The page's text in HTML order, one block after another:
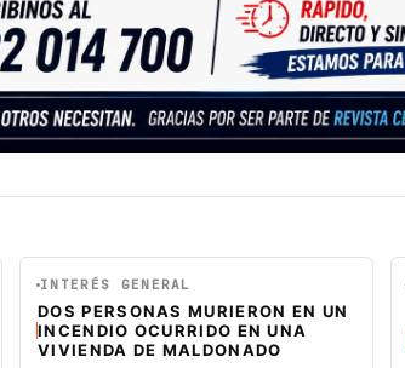
INTERÉS GENERAL
DOS PERSONAS MURIERON EN UN
INCENDIO OCURRIDO EN UNA
VIVIENDA DE MALDONADO